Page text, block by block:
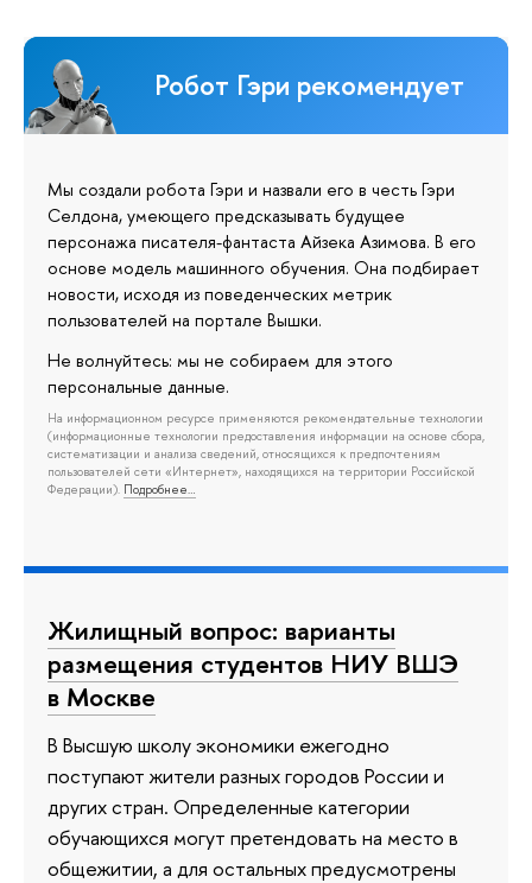
Робот Гэри рекомендует
Мы создали робота Гэри и назвали его в честь Гэри
Селдона, умеющего предсказывать будущее
персонажа писателя-фантаста Айзека Азимова. В его
основе модель машинного обучения. Она подбирает
новости, исходя из поведенческих метрик
пользователей на портале Вышки.
Не волнуйтесь: мы не собираем для этого
персональные данные.
На информационном ресурсе применяются рекомендательные технологии
(информационные технологии предоставления информации на основе сбора,
систематизации и анализа сведений, относящихся к предпочтениям
пользователей сети «Интернет», находящихся на территории Российской
Федерации). Подробнее…
Жилищный вопрос: варианты
размещения студентов НИУ ВШЭ
в Москве
В Высшую школу экономики ежегодно
поступают жители разных городов России и
других стран. Определенные категории
обучающихся могут претендовать на место в
общежитии, а для остальных предусмотрены